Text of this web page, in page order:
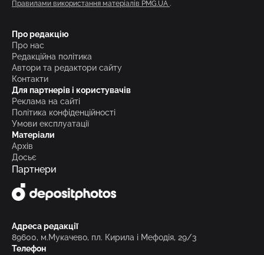
Правилами використання матеріалів PMG.UA .
Про редакцію
Про нас
Редакційна політика
Автори та редактори сайту
Контакти
Для партнерів і користувачів
Реклама на сайті
Політика конфіденційності
Умови експлуатації
Матеріали
Архів
Досьє
Партнери
Адреса редакції
89600, м.Мукачево, пл. Кирила і Мефодія, 29/3
Телефон